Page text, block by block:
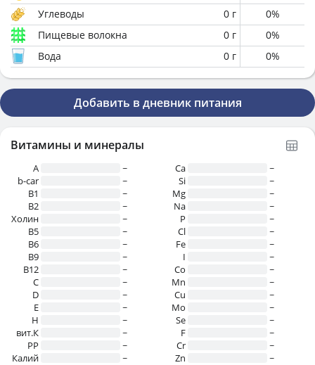
Углеводы
0 г 0%
Пищевые волокна
0 г 0%
Вода
0 г 0%
Добавить в дневник питания
Витамины и минералы
A
~
b-car
~
В1
~
B2
~
Холин
~
B5
~
B6
~
B9
~
B12
~
C
~
D
~
E
~
H
~
вит.К
~
PP
~
Калий
~
Ca
~
Si
~
Mg
~
Na
~
P
~
Cl
~
Fe
~
I
~
Co
~
Mn
~
Cu
~
Mo
~
Se
~
F
~
Cr
~
Zn
~